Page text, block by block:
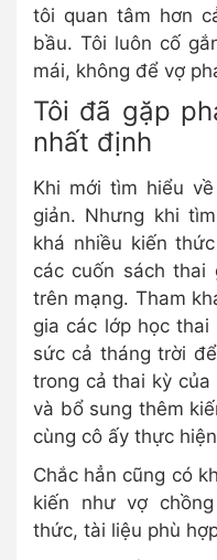
tôi quan tâm hơn
bầu. Tôi luôn cố
mái, không để vợ
Tôi đã gặp
nhất định
Khi mới tìm hiểu
giản. Nhưng khi
khá nhiều kiến
các cuốn sách thai
trên mạng. Tham
gia các lớp học
sức cả tháng trời
trong cả thai kỳ
và bổ sung thêm
cùng cô ấy thực
Chắc hẳn cũng có
kiến như vợ
thức, tài liệu phù